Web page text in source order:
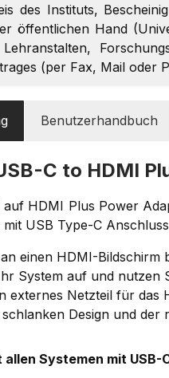
des Instituts,
öffentlichen Hand
(per Fax, Mail oder
Benutzerhandbuch
C to HDMI
auf HDMI Plus Power
USB Type-C
einen HDMI-Bildschirm
System auf und nutzen
externes Netzteil für das
schlanken Design und
allen Systemen mit